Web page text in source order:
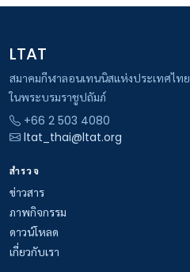
LTAT
สมาคมกีฬาลอนเทนนิสแห่งประเทศไทย
ในพระบรมราชูปถัมภ์
+66 2 503 4080
ltat_thai@ltat.org
สำรวจ
ข่าวสาร
ภาพกิจกรรม
ดาวน์โหลด
เกี่ยวกับเรา